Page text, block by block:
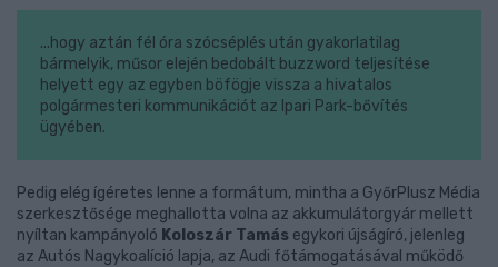
...hogy aztán fél óra szócséplés után gyakorlatilag
bármelyik, műsor elején bedobált buzzword teljesítése
helyett egy az egyben böfögje vissza a hivatalos
polgármesteri kommunikációt az Ipari Park-bővítés
ügyében.
Pedig elég ígéretes lenne a formátum, mintha a GyőrPlusz Média
szerkesztősége meghallotta volna az akkumulátorgyár mellett
nyíltan kampányoló Koloszár Tamás egykori újságíró, jelenleg
az Autós Nagykoalíció lapja, az Audi főtámogatásával működő